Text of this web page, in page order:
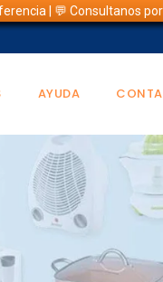
| 💬 Consultanos
AYUDA